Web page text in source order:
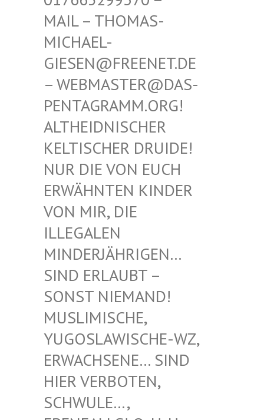
THOMAS-MICHAE
L-GIESEN
@FREENET.DE – WEBM
ASTER@DAS-PENTAG
RAMM.ORG! ALTHEI
DNISCHER KELTIS
CHER DRUIDE! NUR D
IE VON EUCH ERWÄHN
TEN KINDER VON MI
R, DIE ILLEGA
LEN MINDER
JÄHRIGEN… SIND E
RLAUBT – SONST
NIEMAND! MUSLIM
ISCHE, YUGOSL
AWISCHE-WZ, ERWACH
SENE… SIND HIER V
ERBOTEN, SCHWUL
E…, EBENFA